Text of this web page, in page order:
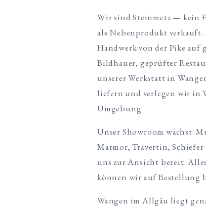
Wir sind Steinmetz — kein
als Nebenprodukt verkauft.
Handwerk von der Pike auf
Bildhauer, geprüfter
unserer Werkstatt in
liefern und verlegen wir in
Umgebung.
Unser Showroom wächst:
Marmor, Travertin,
uns zur Ansicht bereit.
können wir auf Bestellung
Wangen im Allgäu liegt